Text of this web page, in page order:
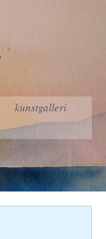
kunstgalleri